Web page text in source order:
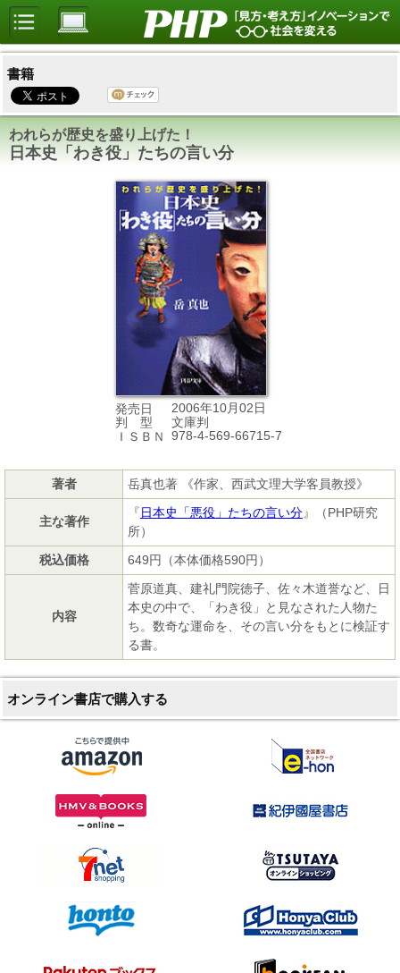
書籍
われらが歴史を盛り上げた！
日本史「わき役」たちの言い分
発売日
2006年10月02日
判 型
文庫判
ＩＳＢＮ
978-4-569-66715-7
著者 岳真也著 《作家、西武文理大学客員教授》
主な著作
『日本史「悪役」たちの言い分』（PHP研究
所）
税込価格
649円（本体価格590円）
内容
菅原道真、建礼門院徳子、佐々木道誉など、日
本史の中で、「わき役」と見なされた人物た
ち。数奇な運命を、その言い分をもとに検証す
る書。
オンライン書店で購入する